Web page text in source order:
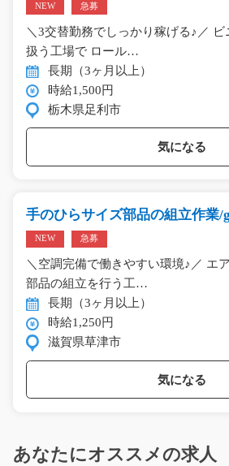
NEW 急募
＼3交替勤務でしっかり稼げる♪／
扱う工場で ロール…
長期（3ヶ月以上）
時給1,500円
栃木県足利市
気になる
手のひらサイズ部品の組立作業/
NEW 急募
＼空調完備で働きやすい環境♪／ エ
部品の組立を行う工…
長期（3ヶ月以上）
時給1,250円
滋賀県草津市
気になる
あなたにオススメの求人